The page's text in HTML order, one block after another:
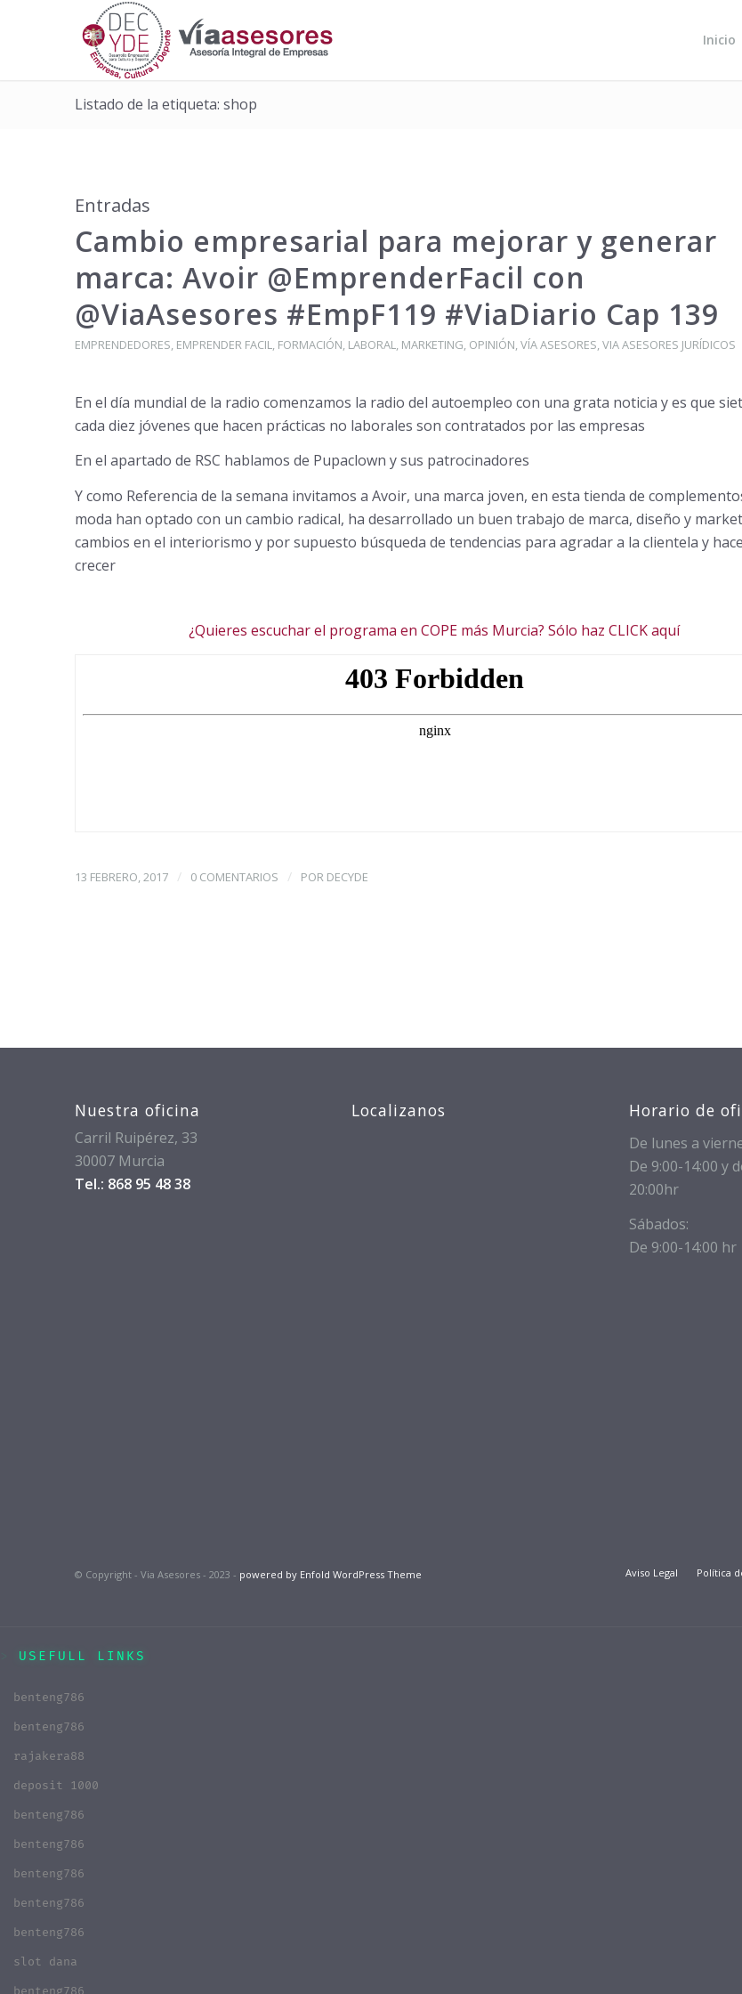
Inicio
Listado de la etiqueta: shop
Entradas
Cambio empresarial para mejorar y generar
marca: Avoir @EmprenderFacil con
@ViaAsesores #EmpF119 #ViaDiario Cap 139
EMPRENDEDORES, EMPRENDER FACIL, FORMACIÓN, LABORAL, MARKETING, OPINIÓN,VÍA ASESORES,VIA ASESORES JURÍDICOS
En el día mundial de la radio comenzamos la radio del autoempleo con una grata noticia y es que
cada diez jóvenes que hacen prácticas no laborales son contratados por las empresas
En el apartado de RSC hablamos de Pupaclown y sus patrocinadores
Y como Referencia de la semana invitamos a Avoir, una marca joven, en esta tienda de
moda han optado con un cambio radical, ha desarrollado un buen trabajo de marca, diseño y
cambios en el interiorismo y por supuesto búsqueda de tendencias para agradar a la clientela y
crecer
¿Quieres escuchar el programa en COPE más Murcia? Sólo haz CLICK aquí
13 FEBRERO, 2017 / 0 COMENTARIOS / POR DECYDE
Nuestra oficina
Carril Ruipérez, 33
30007 Murcia
Tel.: 868 95 48 38
Localizanos Horario de
De lunes a
De 9:00-14:00 y
20:00hr
Sábados:
De 9:00-14:00 hr
© Copyright - Via Asesores - 2023 - powered by Enfold WordPress Theme Aviso Legal Política
USEFULL LINKS
benteng786
benteng786
rajakera88
deposit 1000
benteng786
benteng786
benteng786
benteng786
benteng786
slot dana